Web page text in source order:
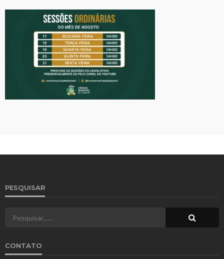
PESQUISAR
CONTATO